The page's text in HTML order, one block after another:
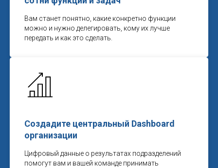
Вам станет понятно, какие конкретно функции
можно и нужно делегировать, кому их лучше
передать и как это сделать.
Создадите центральный Dashboard
организации
Цифровый данные о результатах подразделений
помогут вам и вашей команде принимать